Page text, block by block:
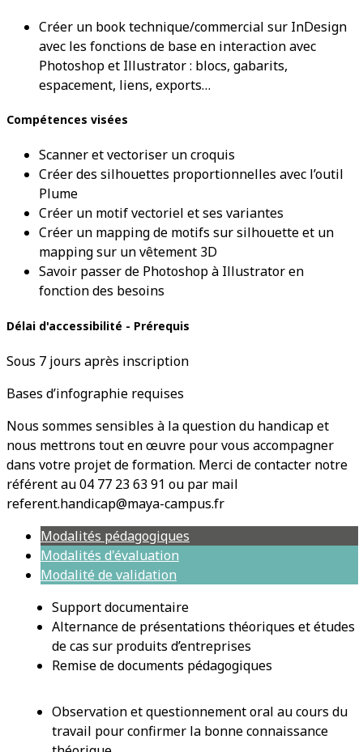
Créer un book technique/commercial sur InDesign
avec les fonctions de base en interaction avec
Photoshop et Illustrator : blocs, gabarits,
espacement, liens, exports…
Compétences visées
Scanner et vectoriser un croquis
Créer des silhouettes proportionnelles avec l’outil
Plume
Créer un motif vectoriel et ses variantes
Créer un mapping de motifs sur silhouette et un
mapping sur un vêtement 3D
Savoir passer de Photoshop à Illustrator en
fonction des besoins
Délai d'accessibilité - Prérequis
Sous 7 jours après inscription
Bases d’infographie requises
Nous sommes sensibles à la question du handicap et
nous mettrons tout en œuvre pour vous accompagner
dans votre projet de formation. Merci de contacter notre
référent au 04 77 23 63 91 ou par mail
referent.handicap@maya-campus.fr
Modalités pédagogiques
Modalités d'évaluation
Modalité de validation
Support documentaire
Alternance de présentations théoriques et études
de cas sur produits d’entreprises
Remise de documents pédagogiques
Observation et questionnement oral au cours du
travail pour confirmer la bonne connaissance